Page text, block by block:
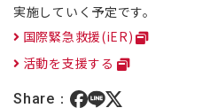
実施していく予定です。
国際緊急救援(iER)
活動を支援する
Share：